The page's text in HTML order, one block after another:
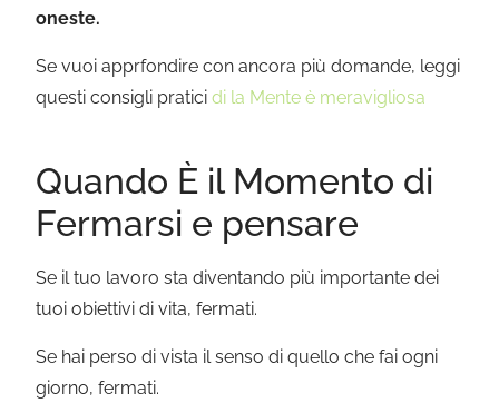
oneste.
Se vuoi apprfondire con ancora più domande, leggi
questi consigli praticidi la Mente è meravigliosa
Quando È il Momento di
Fermarsi e pensare
Se il tuo lavoro sta diventando più importante dei
tuoi obiettivi di vita, fermati.
Se hai perso di vista il senso di quello che fai ogni
giorno, fermati.